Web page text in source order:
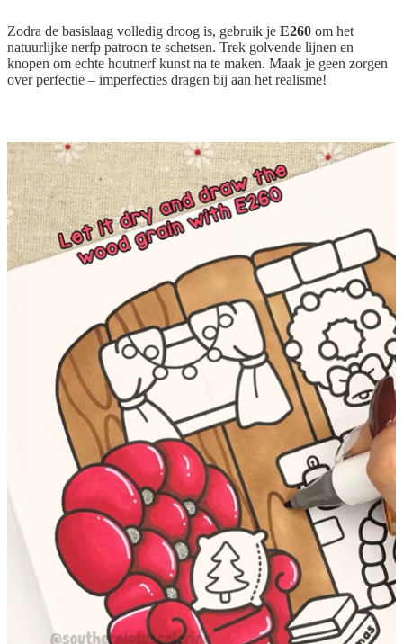
Zodra de basislaag volledig droog is, gebruik je E260 om het
natuurlijke nerfp patroon te schetsen. Trek golvende lijnen en
knopen om echte houtnerf kunst na te maken. Maak je geen zorgen
over perfectie – imperfecties dragen bij aan het realisme!